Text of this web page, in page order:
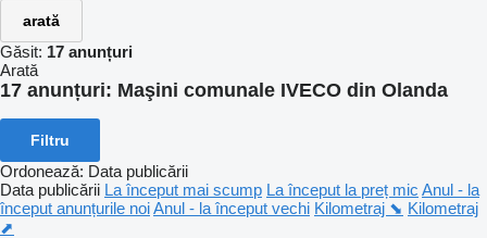
arată
Găsit: 17 anunțuri
Arată
17 anunțuri: Maşini comunale IVECO din Olanda
Filtru
Ordonează: Data publicării
Data publicării La început mai scump La început la preț mic Anul - la
început anunțurile noiAnul - la început vechi Kilometraj ⬊ Kilometraj
⬈